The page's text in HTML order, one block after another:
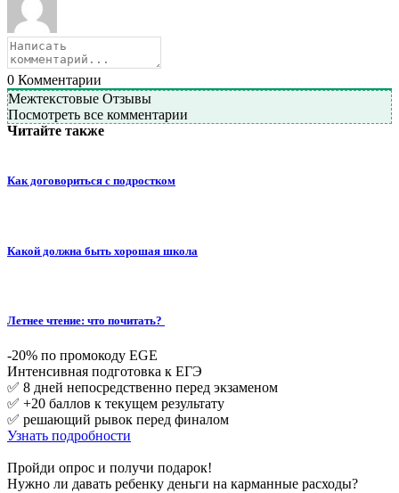
0 Комментарии
Межтекстовые Отзывы
Посмотреть все комментарии
Читайте также
Как договориться с подростком
Какой должна быть хорошая школа
Летнее чтение: что почитать?
-20% по промокоду EGE
Интенсивная подготовка к ЕГЭ
✅ 8 дней непосредственно перед экзаменом
✅ +20 баллов к текущем результату
✅ решающий рывок перед финалом
Узнать подробности
Пройди опрос и получи подарок!
Нужно ли давать ребенку деньги на карманные расходы?